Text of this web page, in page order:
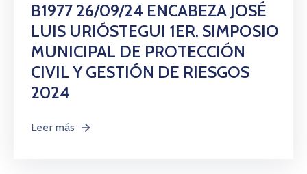
B1977 26/09/24 ENCABEZA JOSÉ
LUIS URIÓSTEGUI 1ER. SIMPOSIO
MUNICIPAL DE PROTECCIÓN
CIVIL Y GESTIÓN DE RIESGOS
2024
Leer más